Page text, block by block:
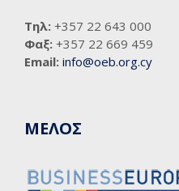
Τηλ: +357 22 643 000
Φαξ: +357 22 669 459
Email: info@oeb.org.cy
ΜΕΛΟΣ